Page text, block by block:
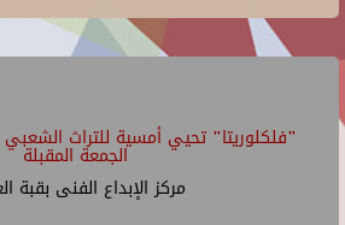
"فلكلوريتا" تحيي أمسية للتراث
الجمعة المقبلة
مركز الإبداع الفنى بقبة